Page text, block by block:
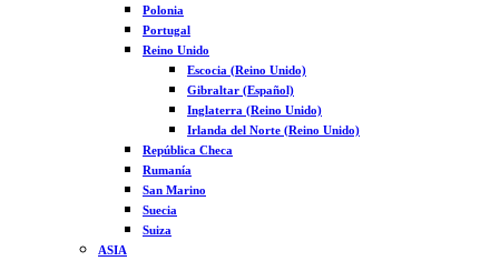
Polonia
Portugal
Reino Unido
Escocia (Reino Unido)
Gibraltar (Español)
Inglaterra (Reino Unido)
Irlanda del Norte (Reino Unido)
República Checa
Rumanía
San Marino
Suecia
Suiza
ASIA